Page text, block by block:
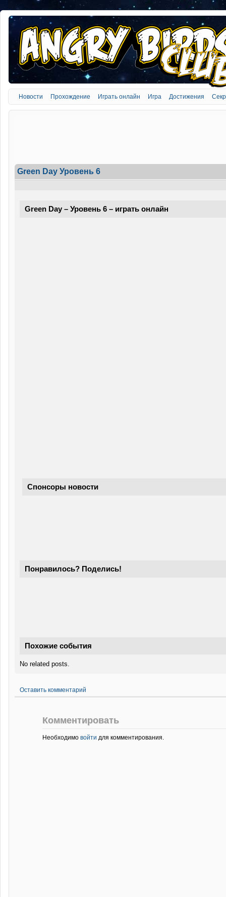
Новости Прохождение Играть онлайн Игра Достижения
Green Day Уровень 6
Green Day – Уровень 6 – играть онлайн
Спонсоры новости
Понравилось? Поделись!
Похожие события
No related posts.
Оставить комментарий
Комментировать
Необходимо войти для комментирования.